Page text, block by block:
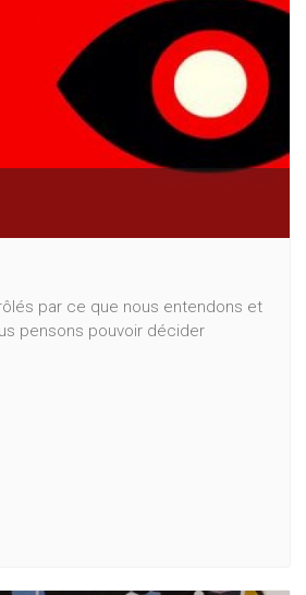
par ce que nous entendons et
pensons pouvoir décider